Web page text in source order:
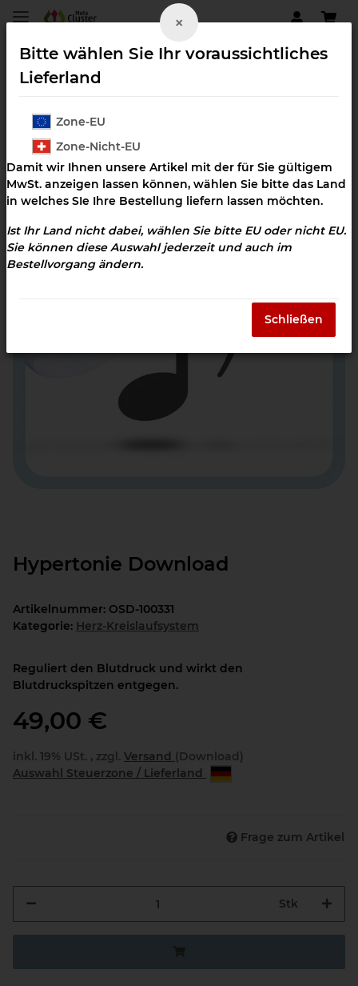
Herz-Kreislaufsystem
Hypertonie Download
Artikelnummer: OSD-100331
Kategorie: Herz-Kreislaufsystem
Reguliert den Blutdruck und wirkt den
Blutdruckspitzen entgegen.
49,00 €
inkl. 19% USt. , zzgl. Versand (Download)
Auswahl Steuerzone / Lieferland
Frage zum Artikel
Stk
×
Bitte wählen Sie Ihr voraussichtliches
Lieferland
Zone-EU
Zone-Nicht-EU
Damit wir Ihnen unsere Artikel mit der für Sie gültigem
MwSt. anzeigen lassen können, wählen Sie bitte das Land
in welches SIe Ihre Bestellung liefern lassen möchten.
Ist Ihr Land nicht dabei, wählen Sie bitte EU oder nicht EU.
Sie können diese Auswahl jederzeit und auch im
Bestellvorgang ändern.
Schließen